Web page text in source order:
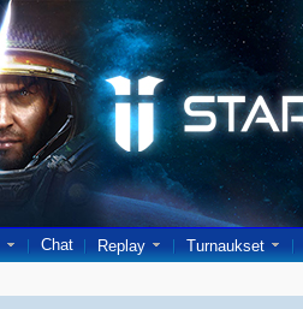
Chat Replay Turnaukset